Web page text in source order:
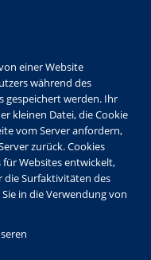
einer Website
während des
gespeichert werden. Ihr
kleinen Datei, die Cookie
vom Server anfordern,
zurück. Cookies
Websites entwickelt,
Surfaktivitäten des
in die Verwendung von